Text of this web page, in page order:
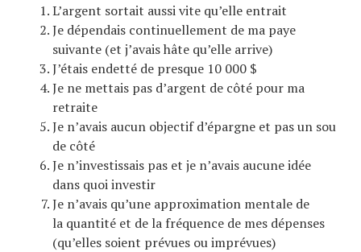
L’argent sortait aussi vite qu’elle entrait
Je dépendais continuellement de ma paye
suivante (et j’avais hâte qu’elle arrive)
J’étais endetté de presque 10 000 $
Je ne mettais pas d’argent de côté pour ma
retraite
Je n’avais aucun objectif d’épargne et pas un sou
de côté
Je n’investissais pas et je n’avais aucune idée
dans quoi investir
Je n’avais qu’une approximation mentale de
la quantité et de la fréquence de mes dépenses
(qu’elles soient prévues ou imprévues)